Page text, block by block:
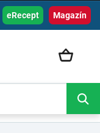
Magazín
eRecept